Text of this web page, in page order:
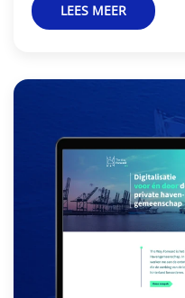
LEES MEER